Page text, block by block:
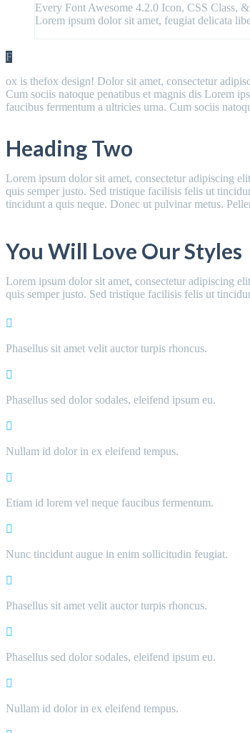
Every Font Awesome 4.2.0 Icon, CSS Class,
Lorem ipsum dolor sit amet, feugiat delicata
F
ox is thefox design! Dolor sit amet, consectetur
Cum sociis natoque penatibus et magnis dis Lorem
faucibus fermentum a ultricies urna. Cum sociis
Heading Two
Lorem ipsum dolor sit amet, consectetur adipiscing
quis semper justo. Sed tristique facilisis felis ut
tincidunt a quis neque. Donec ut pulvinar metus.
You Will Love Our Styles
Lorem ipsum dolor sit amet, consectetur adipiscing
quis semper justo. Sed tristique facilisis felis ut
Phasellus sit amet velit auctor turpis rhoncus.
Phasellus sed dolor sodales, eleifend ipsum eu.
Nullam id dolor in ex eleifend tempus.
Etiam id lorem vel neque faucibus fermentum.
Nunc tincidunt augue in enim sollicitudin feugiat.
Phasellus sit amet velit auctor turpis rhoncus.
Phasellus sed dolor sodales, eleifend ipsum eu.
Nullam id dolor in ex eleifend tempus.